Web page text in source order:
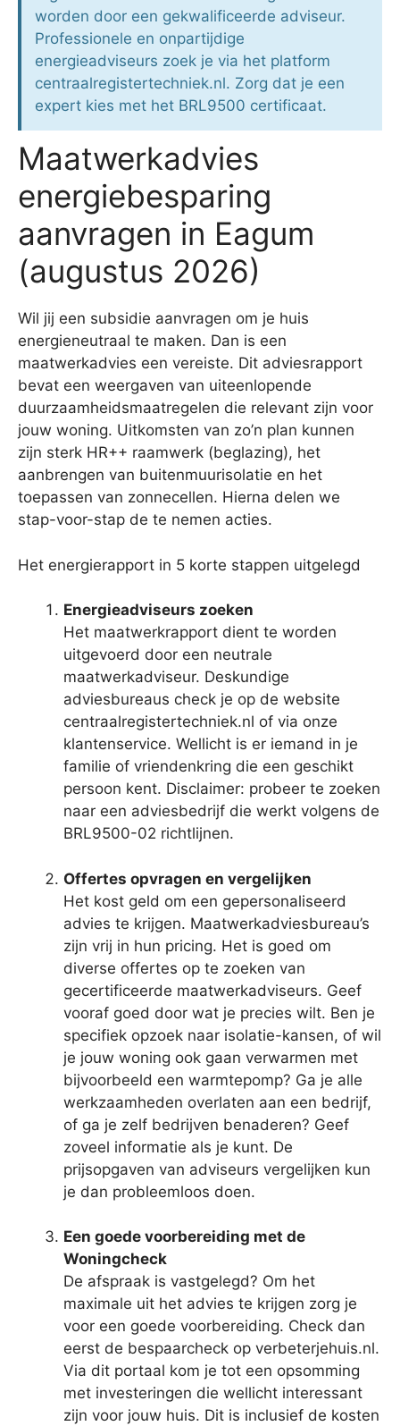
worden door een gekwalificeerde adviseur.
Professionele en onpartijdige
energieadviseurs zoek je via het platform
centraalregistertechniek.nl. Zorg dat je een
expert kies met het BRL9500 certificaat.
Maatwerkadvies
energiebesparing
aanvragen in Eagum
(augustus 2026)
Wil jij een subsidie aanvragen om je huis
energieneutraal te maken. Dan is een
maatwerkadvies een vereiste. Dit adviesrapport
bevat een weergaven van uiteenlopende
duurzaamheidsmaatregelen die relevant zijn voor
jouw woning. Uitkomsten van zo’n plan kunnen
zijn sterk HR++ raamwerk (beglazing), het
aanbrengen van buitenmuurisolatie en het
toepassen van zonnecellen. Hierna delen we
stap-voor-stap de te nemen acties.
Het energierapport in 5 korte stappen uitgelegd
Energieadviseurs zoeken
Het maatwerkrapport dient te worden
uitgevoerd door een neutrale
maatwerkadviseur. Deskundige
adviesbureaus check je op de website
centraalregistertechniek.nl of via onze
klantenservice. Wellicht is er iemand in je
familie of vriendenkring die een geschikt
persoon kent. Disclaimer: probeer te zoeken
naar een adviesbedrijf die werkt volgens de
BRL9500-02 richtlijnen.
Offertes opvragen en vergelijken
Het kost geld om een gepersonaliseerd
advies te krijgen. Maatwerkadviesbureau’s
zijn vrij in hun pricing. Het is goed om
diverse offertes op te zoeken van
gecertificeerde maatwerkadviseurs. Geef
vooraf goed door wat je precies wilt. Ben je
specifiek opzoek naar isolatie-kansen, of wil
je jouw woning ook gaan verwarmen met
bijvoorbeeld een warmtepomp? Ga je alle
werkzaamheden overlaten aan een bedrijf,
of ga je zelf bedrijven benaderen? Geef
zoveel informatie als je kunt. De
prijsopgaven van adviseurs vergelijken kun
je dan probleemloos doen.
Een goede voorbereiding met de
Woningcheck
De afspraak is vastgelegd? Om het
maximale uit het advies te krijgen zorg je
voor een goede voorbereiding. Check dan
eerst de bespaarcheck op verbeterjehuis.nl.
Via dit portaal kom je tot een opsomming
met investeringen die wellicht interessant
zijn voor jouw huis. Dit is inclusief de kosten